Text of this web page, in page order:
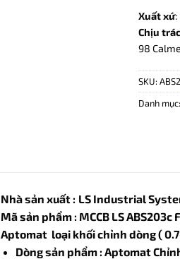
Xuất xứ:
Chịu
98
SKU:
Danh mục:
Nhà sản xuất : LS Industrial
Mã sản phẩm : MCCB LS ABS203c
Aptomat loại khối chỉnh dòng (
Dòng sản phẩm : Aptomat